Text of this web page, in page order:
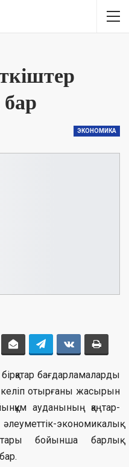
ЭКОНОМИКА
бағдарламаларды
келіп отырғаны жасырын
ауданының қаңтар-
экономикалық
бойынша барлық